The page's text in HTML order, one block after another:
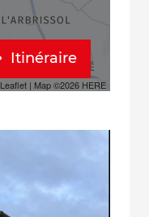
Leaflet | Map ©2026 HERE
Itinéraire